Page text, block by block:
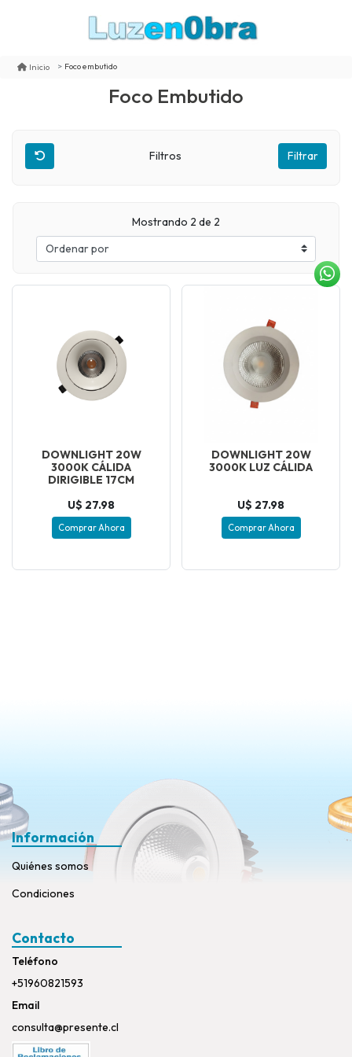
Inicio Foco embutido
Foco Embutido
Filtros Filtrar
Mostrando 2 de 2
DOWNLIGHT 20W
3000K CÁLIDA
DIRIGIBLE 17CM
U$ 27.98
Comprar Ahora
DOWNLIGHT 20W
3000K LUZ CÁLIDA
U$ 27.98
Comprar Ahora
Información
Quiénes somos
Condiciones
Contacto
Teléfono
+51960821593
Email
consulta@presente.cl